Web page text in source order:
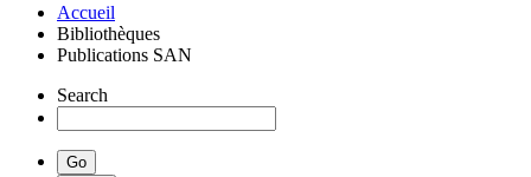
Accueil
Bibliothèques
Publications SAN
Search